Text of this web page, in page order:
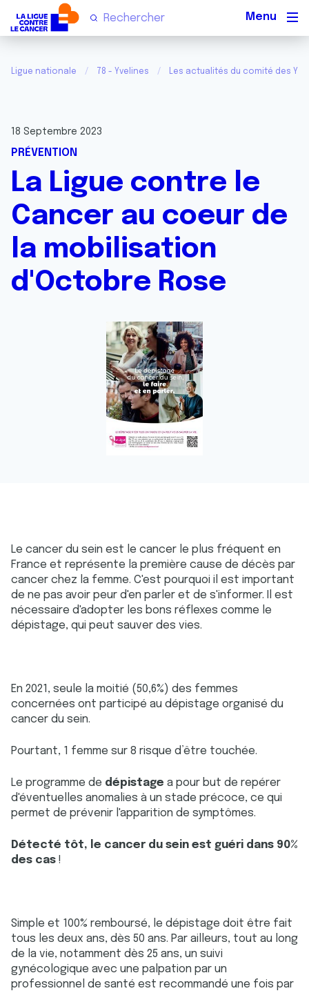
Ligue nationale 78 - Yvelines Les actualités du comité des
18 Septembre 2023
PRÉVENTION
La Ligue contre le
Cancer au coeur de
la mobilisation
d'Octobre Rose
Le cancer du sein est le cancer le plus fréquent en
France et représente la première cause de décès par
cancer chez la femme. C'est pourquoi il est important
de ne pas avoir peur d'en parler et de s'informer. Il est
nécessaire d'adopter les bons réflexes comme le
dépistage, qui peut sauver des vies.
En 2021, seule la moitié (50,6%) des femmes
concernées ont participé au dépistage organisé du
cancer du sein.
Pourtant, 1 femme sur 8 risque d’être touchée.
Le programme de dépistage a pour but de repérer
d'éventuelles anomalies à un stade précoce, ce qui
permet de prévenir l'apparition de symptômes.
Détecté tôt, le cancer du sein est guéri dans 90%
des cas !
Simple et 100% remboursé, le dépistage doit être fait
tous les deux ans, dès 50 ans. Par ailleurs, tout au long
de la vie, notamment dès 25 ans, un suivi
gynécologique avec une palpation par un
professionnel de santé est recommandé une fois par